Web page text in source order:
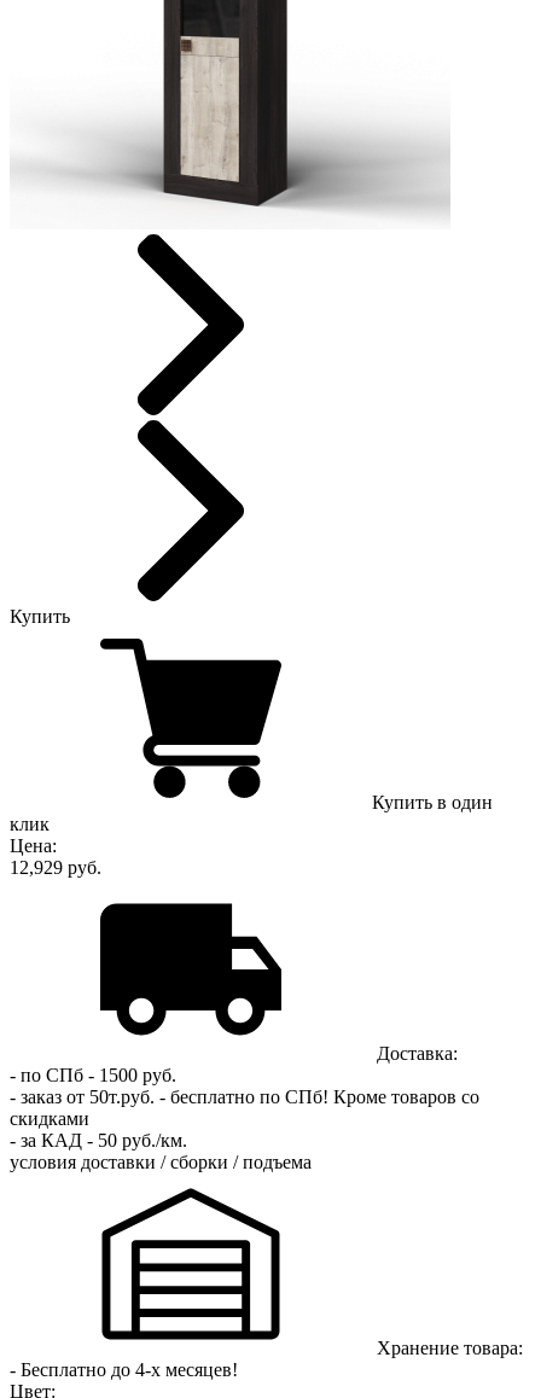
Купить
Купить в один
клик
Цена:
12,929 руб.
Доставка:
- по СПб - 1500 руб.
- заказ от 50т.руб. - бесплатно по СПб! Кроме товаров со
скидками
- за КАД - 50 руб./км.
условия доставки / сборки / подъема
Хранение товара:
- Бесплатно до 4-х месяцев!
Цвет: